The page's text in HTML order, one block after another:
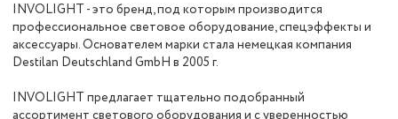
INVOLIGHT - это бренд, под которым производится
профессиональное световое оборудование, спецэффекты и
аксессуары. Основателем марки стала немецкая компания
Destilan Deutschland GmbH в 2005 г.
INVOLIGHT предлагает тщательно подобранный